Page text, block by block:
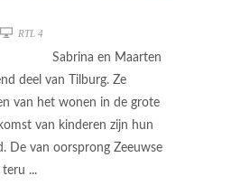
RTL 4
Sabrina en Maarten
deel van Tilburg. Ze
van het wonen in de grote
van kinderen zijn hun
De van oorsprong Zeeuwse
...